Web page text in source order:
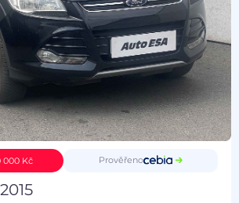
000 Kč Prověřeno
2015